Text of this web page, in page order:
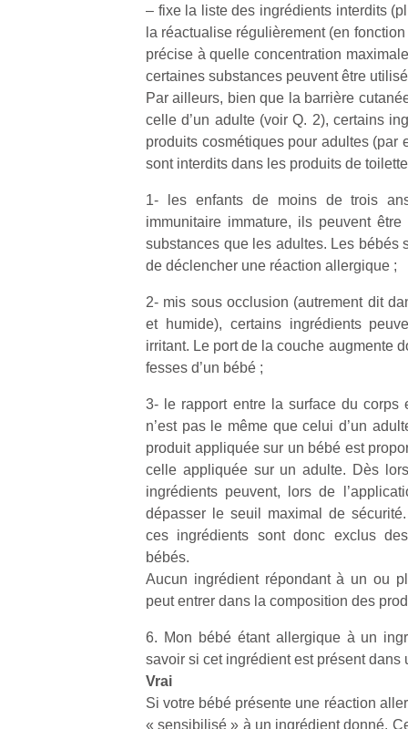
– fixe la liste des ingrédients interdits
la réactualise régulièrement (en
précise à quelle concentration
certaines substances peuvent être
Par ailleurs, bien que la barrière
celle d’un adulte (voir Q. 2), certains
produits cosmétiques pour adultes (par
sont interdits dans les produits de
1- les enfants de moins de trois
immunitaire immature, ils peuvent
substances que les adultes. Les bébés
de déclencher une réaction allergique ;
2- mis sous occlusion (autrement dit
et humide), certains ingrédients
irritant. Le port de la couche augmente
fesses d’un bébé ;
3- le rapport entre la surface du corps
n’est pas le même que celui d’un
produit appliquée sur un bébé est
celle appliquée sur un adulte. Dès
ingrédients peuvent, lors de
dépasser le seuil maximal de
ces ingrédients sont donc exclus
bébés.
Aucun ingrédient répondant à un ou
peut entrer dans la composition des
6. Mon bébé étant allergique à un
savoir si cet ingrédient est présent dans
Vrai
Si votre bébé présente une réaction
« sensibilisé » à un ingrédient donné.
trottinette
mécanique
Les
enfants
débordent
souvent
d’énergie.
occupations
n’est pas
toujours
simple.
divertissement,
physique
ou
apprentissage…
pour les
grands et
les petits !
Durant les
vacances
et avec le
retour des
beaux
l’occasion
rêvée
pour les
enfants
de